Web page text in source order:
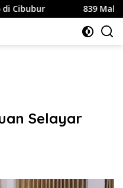
839 Mahasiswa
Selayar